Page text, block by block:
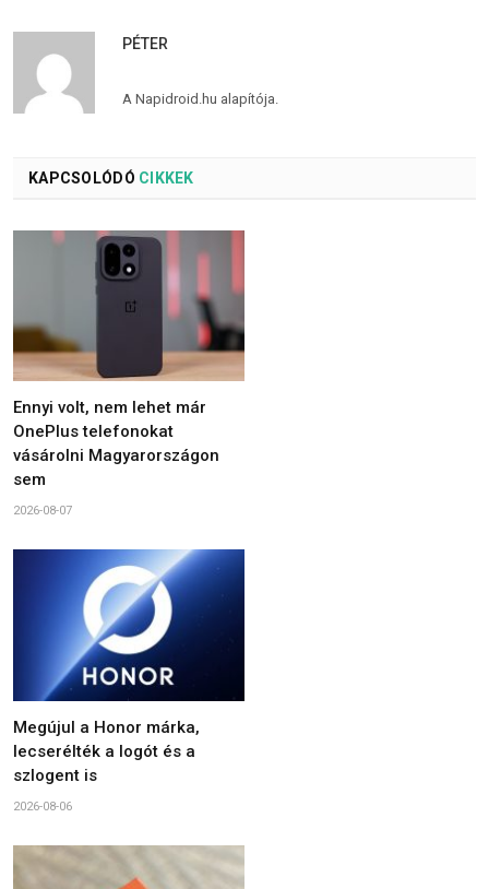
PÉTER
A Napidroid.hu alapítója.
KAPCSOLÓDÓ CIKKEK
Ennyi volt, nem lehet már
OnePlus telefonokat
vásárolni Magyarországon
sem
2026-08-07
Megújul a Honor márka,
lecserélték a logót és a
szlogent is
2026-08-06